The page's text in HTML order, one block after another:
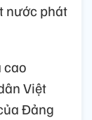
nước phát
cao
Việt
Đảng